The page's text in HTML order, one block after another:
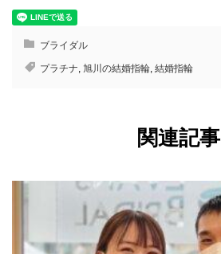
ブライダル
プラチナ, 旭川の結婚指輪, 結婚指輪
関連記事